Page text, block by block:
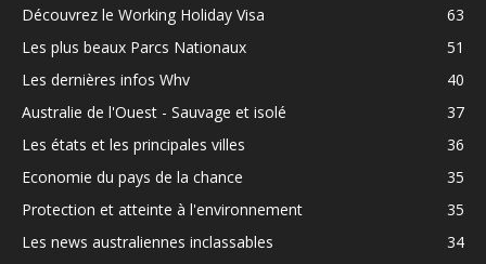
Découvrez le Working Holiday Visa
63
Les plus beaux Parcs Nationaux
51
Les dernières infos Whv
40
Australie de l'Ouest - Sauvage et isolé
37
Les états et les principales villes
36
Economie du pays de la chance
35
Protection et atteinte à l'environnement
35
Les news australiennes inclassables
34